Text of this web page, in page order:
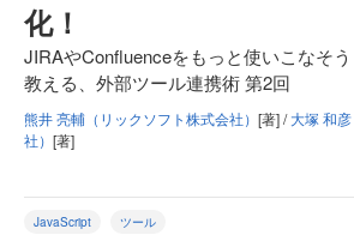
化！
JIRAやConfluenceをもっと使いこなそ
教える、外部ツール連携術 第2回
熊井 亮輔（リックソフト株式会社） [著] /大塚 和
社） [著]
JavaScript ツール